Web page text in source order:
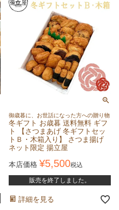
御歳暮に、お世話になった方への贈り物
冬ギフト お歳暮 送料無料 ギフ
ト 【さつまあげ 冬ギフトセッ
トＢ・木箱入り】 さつま揚げ
ネット限定 揚立屋
本店価格 ¥5,500税込
販売を終了しました。
詳細を見る